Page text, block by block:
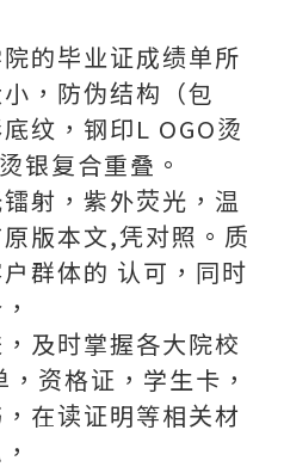
的毕业证成绩单所
，防伪结构（包
纹，钢印L OGO烫
银复合重叠。
射，紫外荧光，温
版本文,凭对照。质
群体的 认可，同时
及时掌握各大院校
资格证，学生卡，
在读证明等相关材